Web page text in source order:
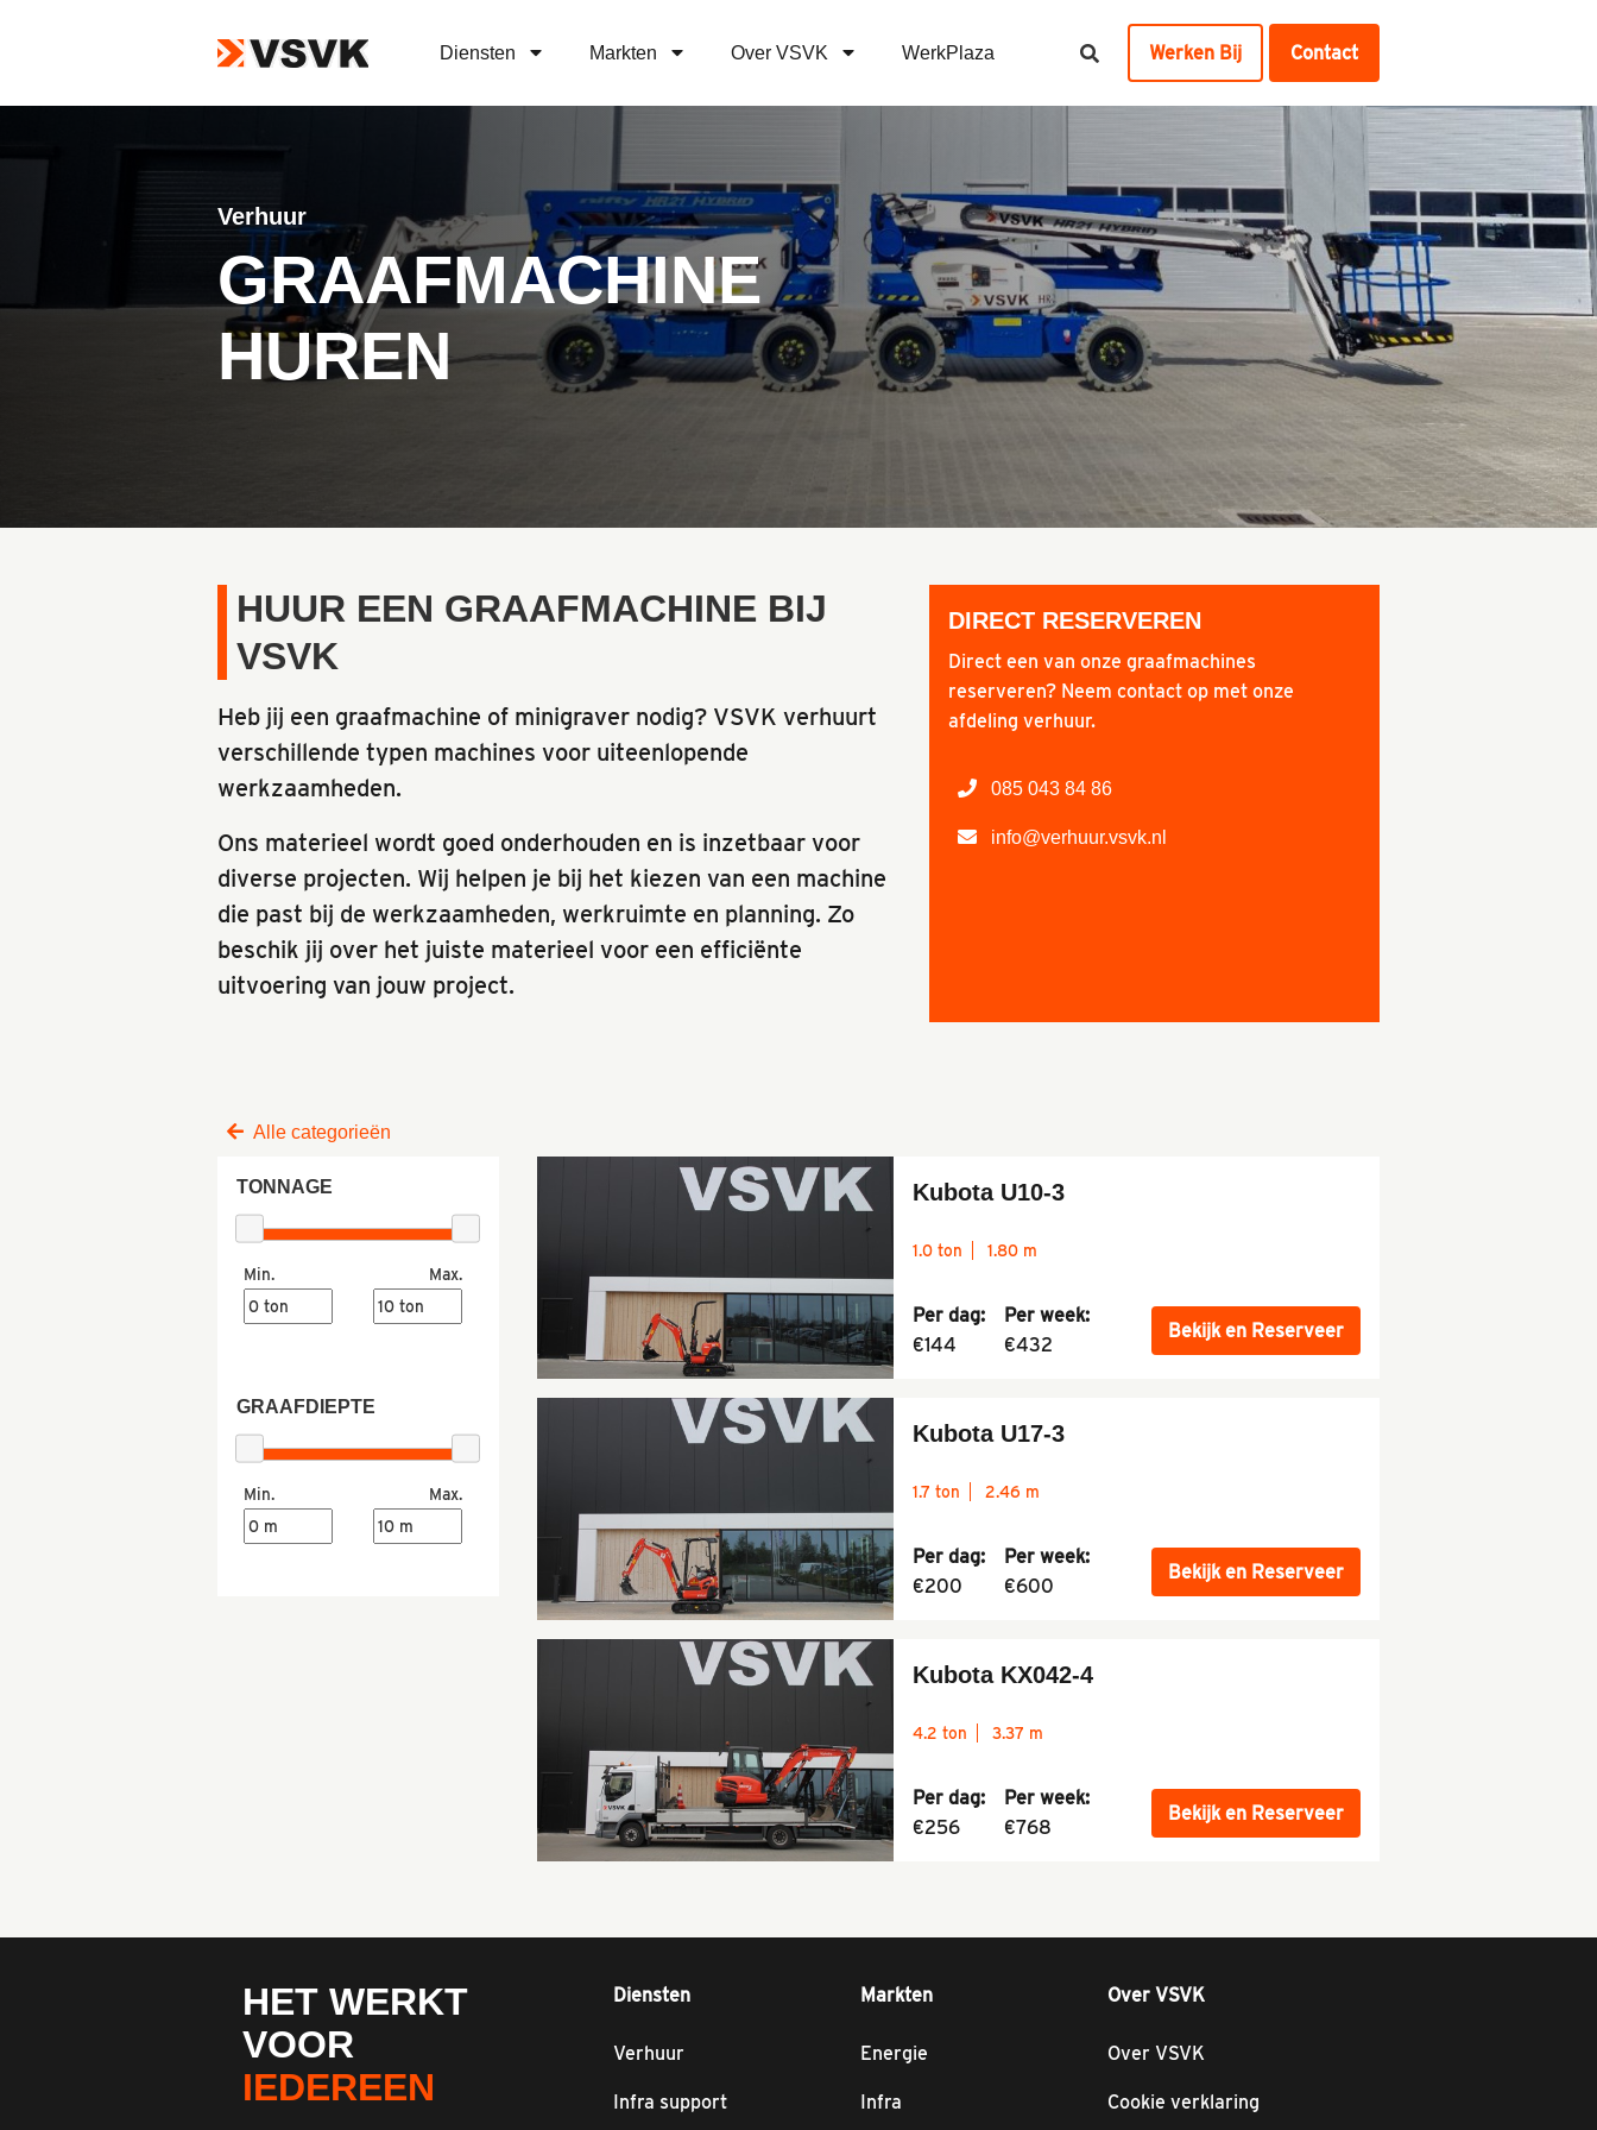
Diensten Markten Over VSVK WerkPlaza Werken Bij Contact
Verhuur
GRAAFMACHINE
HUREN
HUUR EEN GRAAFMACHINE BIJ
VSVK
Heb jij een graafmachine of minigraver nodig? VSVK verhuurt
verschillende typen machines voor uiteenlopende
werkzaamheden.
Ons materieel wordt goed onderhouden en is inzetbaar voor
diverse projecten. Wij helpen je bij het kiezen van een machine
die past bij de werkzaamheden, werkruimte en planning. Zo
beschik jij over het juiste materieel voor een efficiënte
uitvoering van jouw project.
DIRECT RESERVEREN
Direct een van onze graafmachines
reserveren? Neem contact op met onze
afdeling verhuur.
085 043 84 86
info@verhuur.vsvk.nl
Alle categorieën
TONNAGE
Min. Max.
GRAAFDIEPTE
Min. Max.
Kubota U10-3
1.0 ton 1.80 m
Per dag:
€144
Per week:
€432
Bekijk en Reserveer
Kubota U17-3
1.7 ton 2.46 m
Per dag:
€200
Per week:
€600
Bekijk en Reserveer
Kubota KX042-4
4.2 ton 3.37 m
Per dag:
€256
Per week:
€768
Bekijk en Reserveer
HET WERKT
VOOR
IEDEREEN
Diensten
Verhuur
Infra support
Markten
Energie
Infra
Over VSVK
Over VSVK
Cookie verklaring